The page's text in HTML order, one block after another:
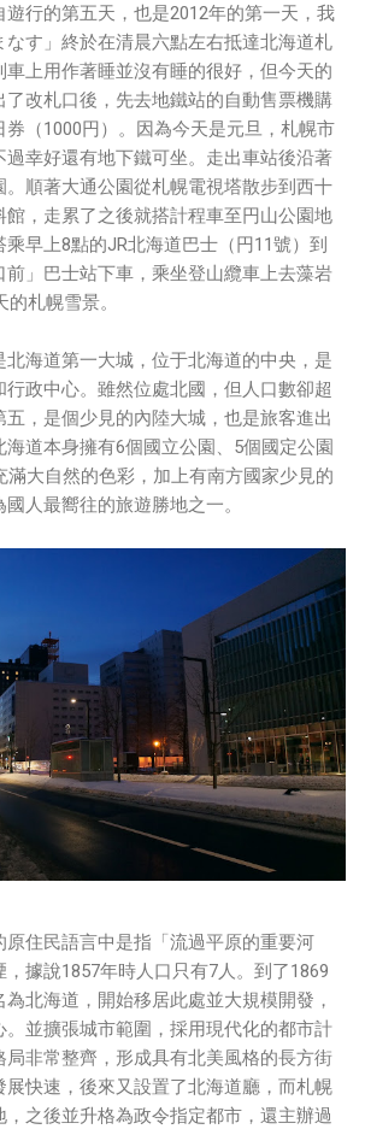
向、搞政治操作、把別人做事的成果搶
直接推給下屬扛、散佈同事私生活謠
這些你他媽都頂級專業戶，除此之外沒
論上可以做到的事情，外行人的認知
沒實作能力去驗證，就什麼都變成黑科
黑鮑魚還黑嗎？）。反重力技術說不定
政府不讓你普通老百姓了解罷了。
科技，講白了就是人家拉個百人團隊
把軟體技能和硬體規格點滿，再加上極
了！ 當時知道 Ray-Ban Meta 的智慧眼
WiFi 6 晶片在裡面，一開始我猜測會
智能眼鏡，在同步媒體時，會強制要
開關，所以媒體同步應該是靠 WiFi 通
我也快速做了一個WiFi Direct 架構
效率非常快，幾百 MB 的大檔幾乎秒
媒體串流到手機端更是不用說的順暢，
串流還是以未經編碼的方式傳透過
（這表示傳輸時所需的頻寬會更大，功
來因為 ...
遊行的第五天，也是2012年的第一天，我
なす」終於在清晨六點左右抵達北海道札
上用作著睡並沒有睡的很好，但今天的
了改札口後，先去地鐵站的自動售票機購
券（1000円）。因為今天是元旦，札幌市
過幸好還有地下鐵可坐。走出車站後沿著
。順著大通公園從札幌電視塔散步到西十
館，走累了之後就搭計程車至円山公園地
早上8點的JR北海道巴士（円11號）到
前」巴士站下車，乘坐登山纜車上去藻岩
札幌雪景。
海道第一大城，位于北海道的中央，是
政中心。雖然位處北國，但人口數卻超
，是個少見的內陸大城，也是旅客進出
道本身擁有6個國立公園、5個國定公園
滿大自然的色彩，加上有南方國家少見的
人最嚮往的旅遊勝地之一。
原住民語言中是指「流過平原的重要河
據說1857年時人口只有7人。到了1869
北海道，開始移居此處並大規模開發，
。並擴張城市範圍，採用現代化的都市計
局非常整齊，形成具有北美風格的長方街
展快速，後來又設置了北海道廳，而札幌
之後並升格為政令指定都市，還主辦過